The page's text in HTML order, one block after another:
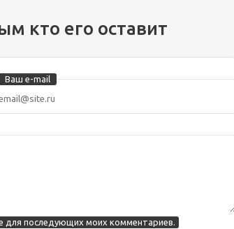
кто его оставит
Ваш e-mail
для последующих моих комментариев.